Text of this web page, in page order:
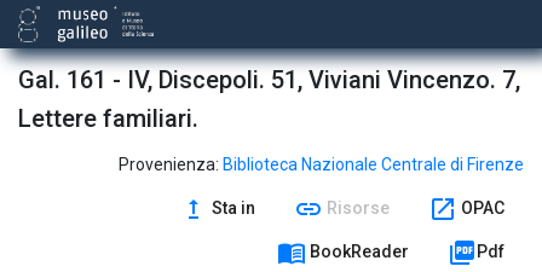
Gal. 161 - IV, Discepoli. 51, Viviani Vincenzo. 7,
Lettere familiari.
Provenienza: Biblioteca Nazionale Centrale di Firenze
upgrade Sta in link Risorse open_in_new OPAC
menu_book BookReader picture_as_pdf Pdf
Galilei Cosimo a Viviani Vincenzo, 28 marzo 1653 stile pisano
[i.e. 1652].
Galilei Cosimo a Viviani Vincenzo, 21 aprile 1653 stile pisano
[i.e. 1652].
Forti Andrea a Viviani Vincenzo, 17 ottobre 1653.
Magnani Lorenzo a Viviani Vincenzo, 12 novembre 1653.
Galilei Cosimo a Viviani Vincenzo, 3 dicembre 1653.